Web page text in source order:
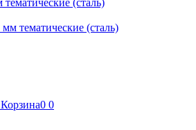
тематические (сталь)
Корзина0 0